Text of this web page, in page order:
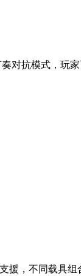
对抗模式，玩
，不同载具组